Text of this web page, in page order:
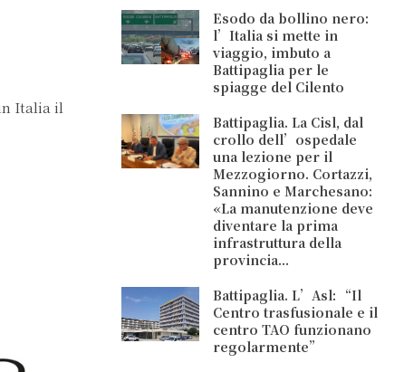
Italia il
Esodo da bollino nero:
l’Italia si mette in
viaggio, imbuto a
Battipaglia per le
spiagge del Cilento
Battipaglia. La Cisl, dal
crollo dell’ospedale
una lezione per il
Mezzogiorno. Cortazzi,
Sannino e Marchesano:
«La manutenzione deve
diventare la prima
infrastruttura della
provincia...
Battipaglia. L’Asl: “Il
Centro trasfusionale e il
centro TAO funzionano
regolarmente”